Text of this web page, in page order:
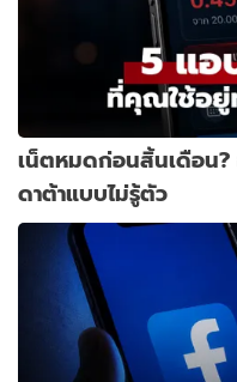
เน็ตหมดก่อนสิ้นเดือน?
ดาต้าแบบไม่รู้ตัว